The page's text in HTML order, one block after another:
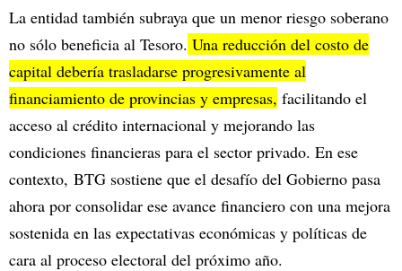
La entidad también subraya que un menor riesgo soberano
no sólo beneficia al Tesoro. Una reducción del costo de
capital debería trasladarse progresivamente al
financiamiento de provincias y empresas, facilitando el
acceso al crédito internacional y mejorando las
condiciones financieras para el sector privado. En ese
contexto, BTG sostiene que el desafío del Gobierno pasa
ahora por consolidar ese avance financiero con una mejora
sostenida en las expectativas económicas y políticas de
cara al proceso electoral del próximo año.